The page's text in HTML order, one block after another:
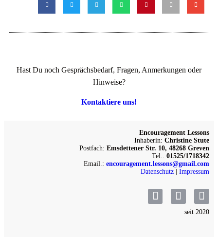
Hast Du noch Gesprächsbedarf, Fragen, Anmerkungen oder
Hinweise?
Kontaktiere uns!
Encouragement Lessons
Inhaberin: Christine Stute
Postfach: Emsdettener Str. 10, 48268 Greven
Tel.: 01525/1718342
Email.: encouragement.lessons@gmail.com
Datenschutz
Impressum
seit 2020